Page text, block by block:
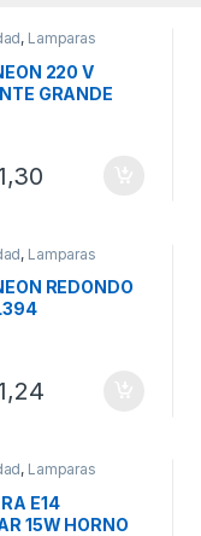
, Lamparas
220 V
GRANDE
, Lamparas
REDONDO
, Lamparas
E14
15W HORNO